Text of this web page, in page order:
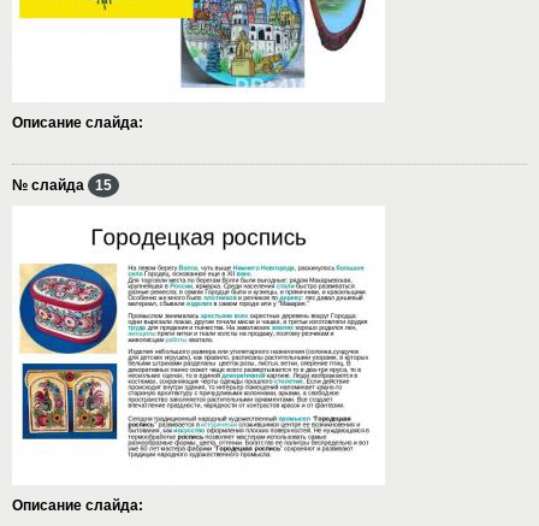
Описание слайда:
№ слайда 15
Описание слайда: